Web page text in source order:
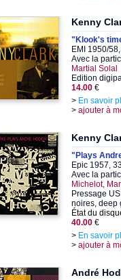
Kenny
"Klook's
EMI 1950/
Avec la
Martial Solal
Edition
14.00 €
> En savoir
> ajouter à
Kenny
"Plays
Epic 1957,
Avec la
Michelot,
Pressage
noires, deep
État du
40.00 €
> En savoir
> ajouter à
André